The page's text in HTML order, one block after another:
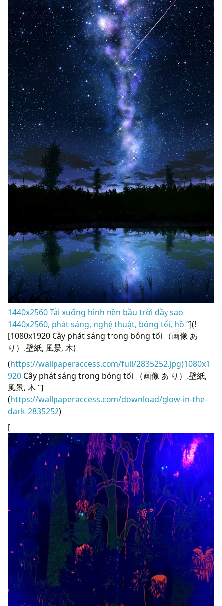
1440x2560 Tải xuống hình nền bầu trời đầy sao
1440x2560, phát sáng, nghệ thuật, bóng tối, hồ “](!
[1080x1920 Cây phát sáng trong bóng tối （画像 あ
り）.壁紙, 風景, 木)
(https://wallpaperaccess.com/full/2835252.jpg)1080x1
920 Cây phát sáng trong bóng tối （画像 あ り）.壁紙,
風景, 木 “]
(https://wallpaperaccess.com/download/glow-in-the-
dark-2835252)
[